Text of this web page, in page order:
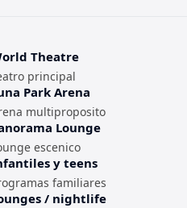
Theatre
principal
Park Arena
multiproposito
Lounge
escenico
y teens
familiares
/ nightlife